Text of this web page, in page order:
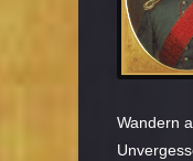
Wandern